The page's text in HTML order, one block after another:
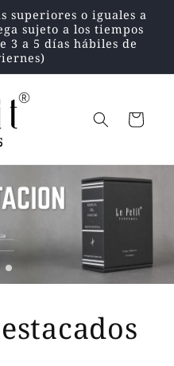
superiores o iguales a
sujeto a los tiempos
3 a 5 días hábiles de
Carrito